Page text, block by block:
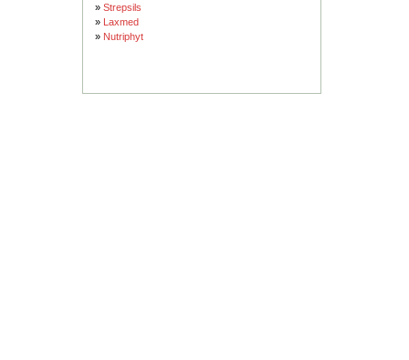
» Strepsils
» Laxmed
» Nutriphyt